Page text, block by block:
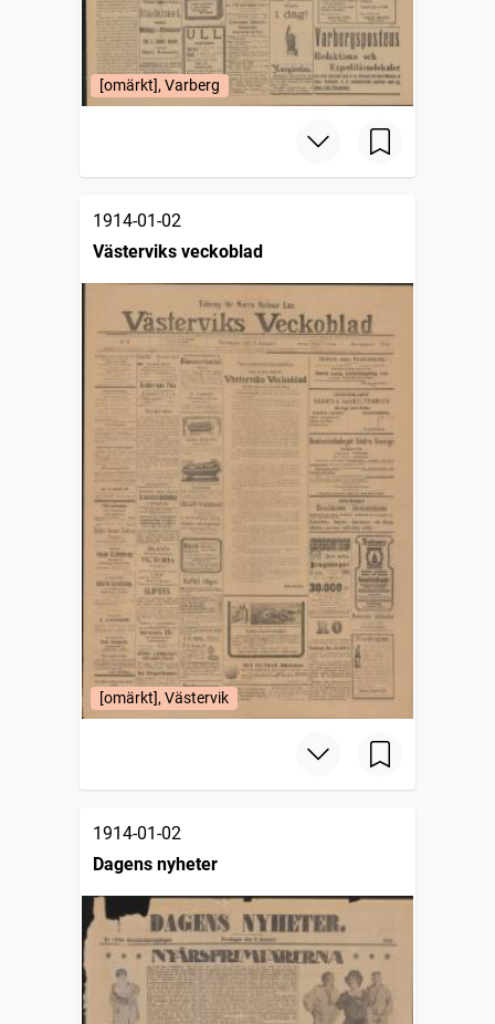
[omärkt], Varberg
1914-01-02
Västerviks veckoblad
[omärkt], Västervik
1914-01-02
Dagens nyheter